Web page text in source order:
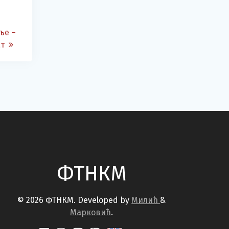
–
ФТНКМ
© 2026 ФТНКМ. Developed by Милић &
Марковић.